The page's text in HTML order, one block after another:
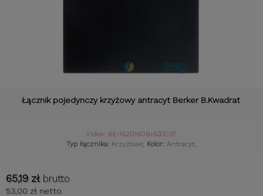
Łącznik pojedynczy krzyżowy antracyt Berker B.Kwadrat
Index: BE-16201606+533037
Typ łącznika: Krzyżowe; Kolor: Antracyt;
65,19 zł brutto
53,00 zł netto